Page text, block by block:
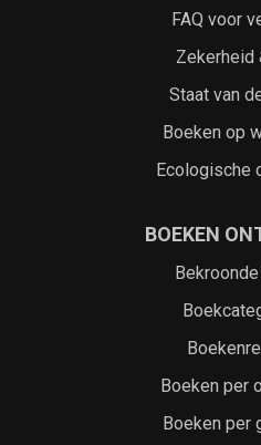
FAQ voor
Zekerheid
Staat van
Boeken op
Ecologische
BOEKEN
Boeken per
Boeken per